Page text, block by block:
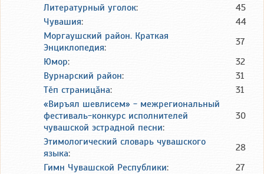
Литературный уголок:
45
Чувашия:
44
Моргаушский район. Краткая
Энциклопедия:
37
Юмор:
32
Вурнарский район:
31
Тěп страницăна:
31
«Виръял шевлисем» - межрегиональный
фестиваль-конкурс исполнителей
чувашской эстрадной песни:
30
Этимологический словарь чувашского
языка:
28
Гимн Чувашской Республики:
27